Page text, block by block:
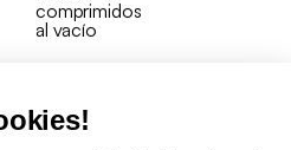
comprimidos
al vacío